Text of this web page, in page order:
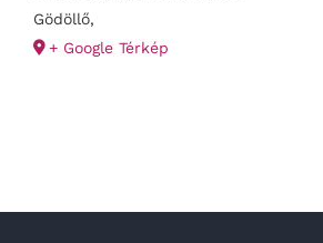
Gödöllő,
+ Google Térkép